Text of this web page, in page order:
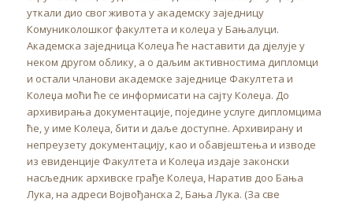
уткали дио свог живота у академску заједницу
Комуниколошког факултета и колеџа у Бањалуци.
Академска заједница Колеџа ће наставити да дјелује у
неком другом облику, а о даљим активностима дипломци
и остали чланови академске заједнице Факултета и
Колеџа моћи ће се информисати на сајту Колеџа. До
архивирања документације, поједине услуге дипломцима
ће, у име Колеџа, бити и даље доступне. Архивирану и
непреузету документацију, као и обавјештења и изводе
из евиденције Факултета и Колеџа издаје законски
насљедник архивске грађе Колеџа, Наратив доо Бања
Лука, на адреси Војвођанска 2, Бања Лука. (За све